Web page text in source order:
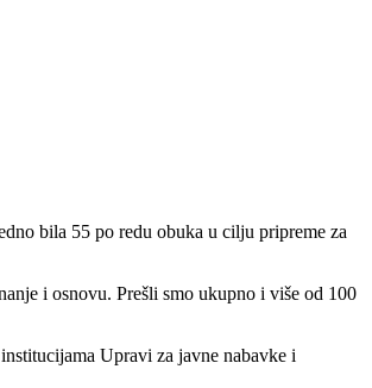
bila 55 po redu obuka u cilju pripreme za
i osnovu. Prešli smo ukupno i više od 100
Upravi za javne nabavke i